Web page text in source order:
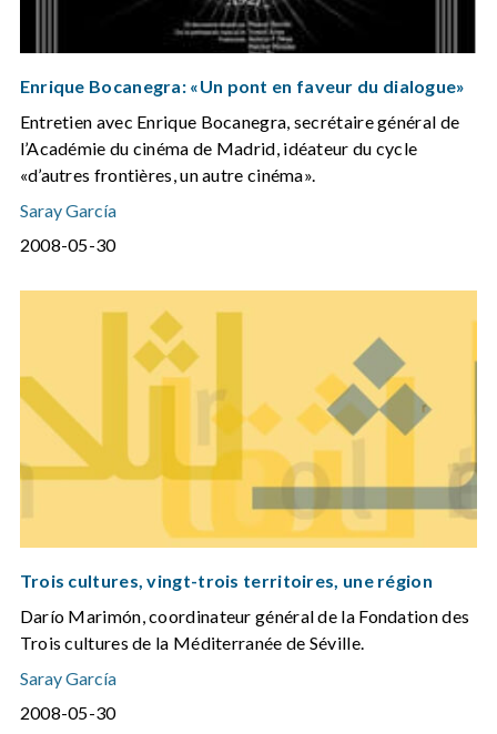
Enrique Bocanegra: «Un pont en faveur du dialogue»
Entretien avec Enrique Bocanegra, secrétaire général de
l’Académie du cinéma de Madrid, idéateur du cycle
«d’autres frontières, un autre cinéma».
Saray García
2008-05-30
Trois cultures, vingt-trois territoires, une région
Darío Marimón, coordinateur général de la Fondation des
Trois cultures de la Méditerranée de Séville.
Saray García
2008-05-30